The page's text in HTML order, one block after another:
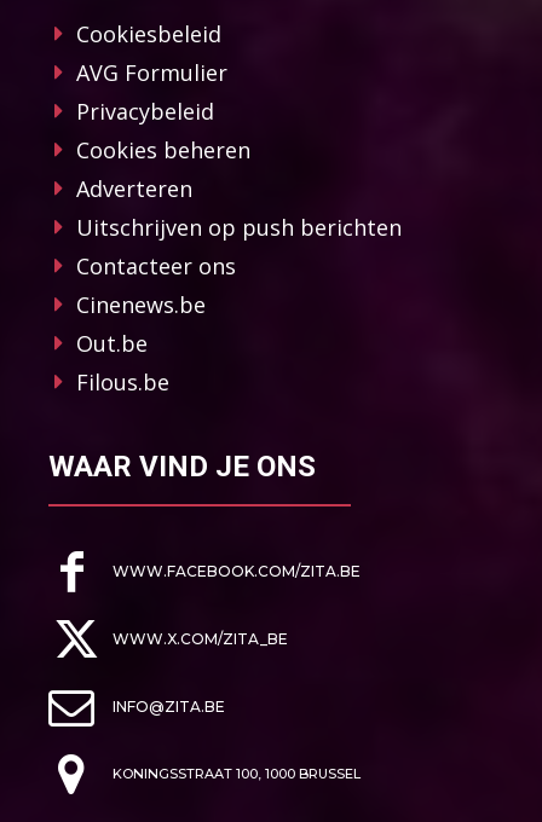
Cookiesbeleid
AVG Formulier
Privacybeleid
Cookies beheren
Adverteren
Uitschrijven op push berichten
Contacteer ons
Cinenews.be
Out.be
Filous.be
WAAR VIND JE ONS
WWW.FACEBOOK.COM/ZITA.BE
WWW.X.COM/ZITA_BE
INFO@ZITA.BE
KONINGSSTRAAT 100, 1000 BRUSSEL